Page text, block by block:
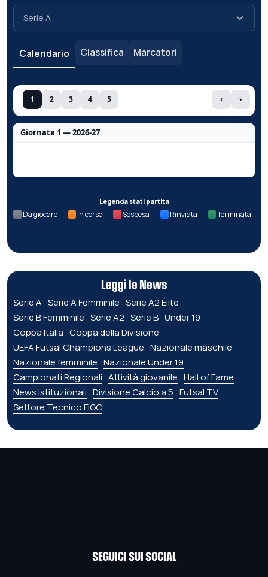
Calendario Classifica Marcatori
1 2 3 4 5 ‹ ›
Giornata 1 — 2026-27
Legenda stati partita
Da giocare In corso Sospesa Rinviata Terminata
Leggi le News
Serie A Serie A Femminile Serie A2 Élite
Serie B Femminile Serie A2 Serie B Under 19
Coppa Italia Coppa della Divisione
UEFA Futsal Champions League Nazionale maschile
Nazionale femminile Nazionale Under 19
Campionati Regionali Attività giovanile Hall of Fame
News istituzionali Divisione Calcio a 5 Futsal TV
Settore Tecnico FIGC
SEGUICI SUI SOCIAL